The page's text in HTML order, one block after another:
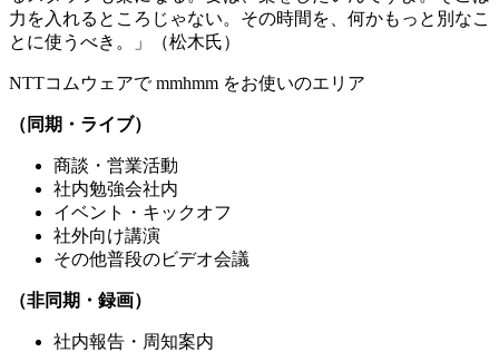
力を入れるところじゃない。その時間を、何かもっと別なこ
とに使うべき。」（松木氏）
NTTコムウェアで mmhmm をお使いのエリア
（同期・ライブ）
商談・営業活動
社内勉強会社内
イベント・キックオフ
社外向け講演
その他普段のビデオ会議
（非同期・録画）
社内報告・周知案内